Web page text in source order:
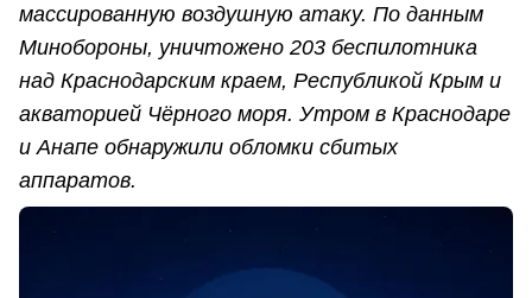
массированную воздушную атаку. По данным
Минобороны, уничтожено 203 беспилотника
над Краснодарским краем, Республикой Крым и
акваторией Чёрного моря. Утром в Краснодаре
и Анапе обнаружили обломки сбитых
аппаратов.